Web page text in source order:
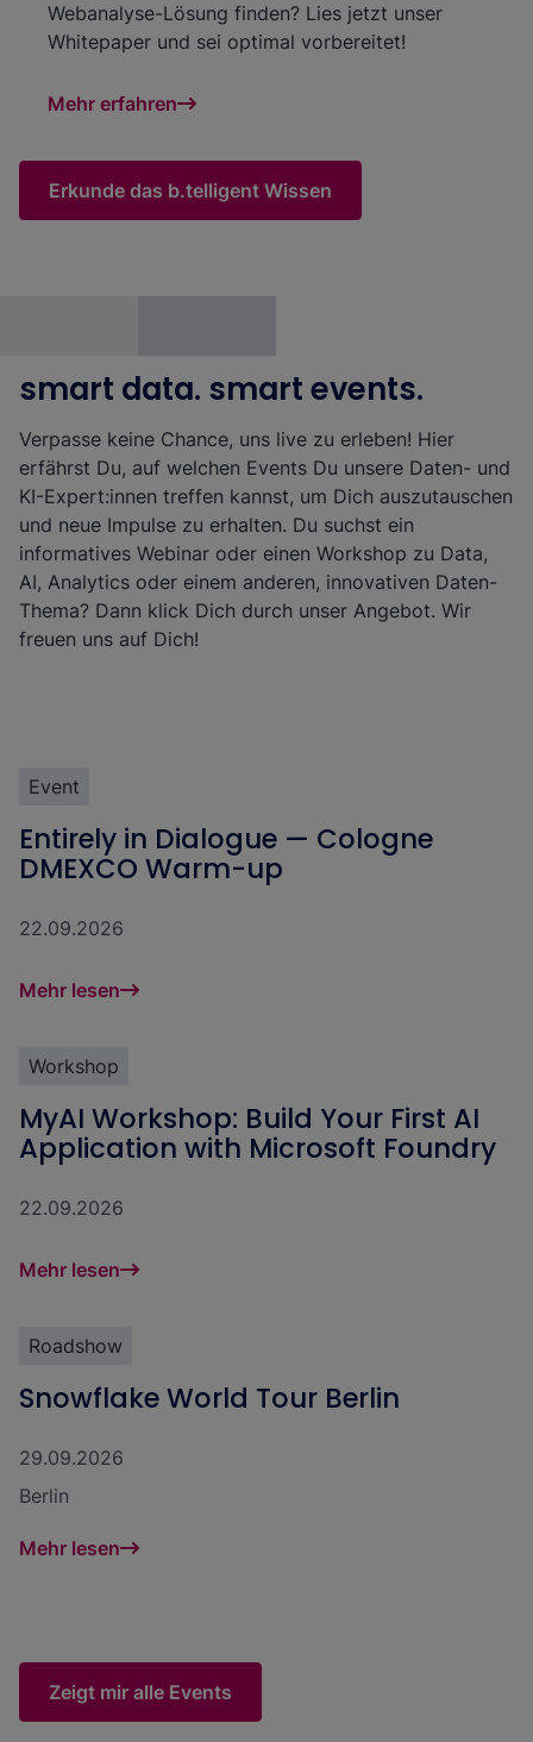
Webanalyse-Lösung finden? Lies jetzt unser
Whitepaper und sei optimal vorbereitet!
Mehr erfahren
Erkunde das b.telligent Wissen
smart data. smart events.
Verpasse keine Chance, uns live zu erleben! Hier
erfährst Du, auf welchen Events Du unsere Daten- und
KI-Expert:innen treffen kannst, um Dich auszutauschen
und neue Impulse zu erhalten. Du suchst ein
informatives Webinar oder einen Workshop zu Data,
AI, Analytics oder einem anderen, innovativen Daten-
Thema? Dann klick Dich durch unser Angebot. Wir
freuen uns auf Dich!
Event
Entirely in Dialogue — Cologne
DMEXCO Warm-up
22.09.2026
Mehr lesen
Workshop
MyAI Workshop: Build Your First AI
Application with Microsoft Foundry
22.09.2026
Mehr lesen
Roadshow
Snowflake World Tour Berlin
29.09.2026
Berlin
Mehr lesen
Zeigt mir alle Events